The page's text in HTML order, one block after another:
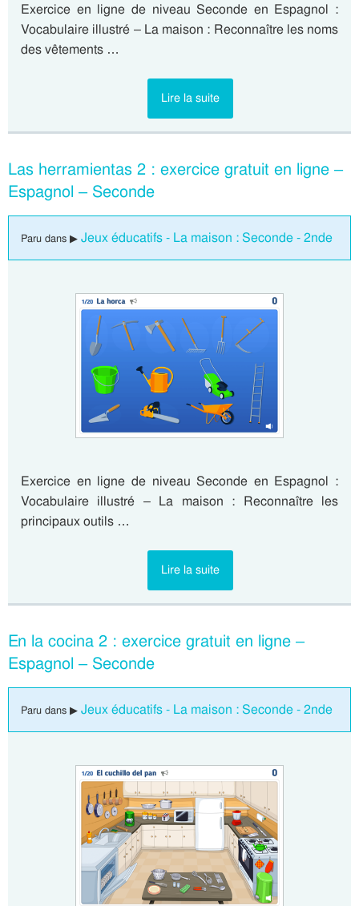
Exercice en ligne de niveau Seconde en Espagnol :
Vocabulaire illustré – La maison : Reconnaître les noms
des vêtements …
Lire la suite
Las herramientas 2 : exercice gratuit en ligne –
Espagnol – Seconde
Paru dans ▶ Jeux éducatifs - La maison : Seconde - 2nde
Exercice en ligne de niveau Seconde en Espagnol :
Vocabulaire illustré – La maison : Reconnaître les
principaux outils …
Lire la suite
En la cocina 2 : exercice gratuit en ligne –
Espagnol – Seconde
Paru dans ▶ Jeux éducatifs - La maison : Seconde - 2nde